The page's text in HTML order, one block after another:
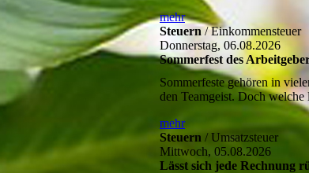
mehr
Steuern/ Einkommensteuer
Donnerstag, 06.08.2026
Sommerfest des
Sommerfeste gehören in
den Teamgeist. Doch
mehr
Steuern / Umsatzsteuer
Mittwoch, 05.08.2026
Lässt sich jede Rechnung